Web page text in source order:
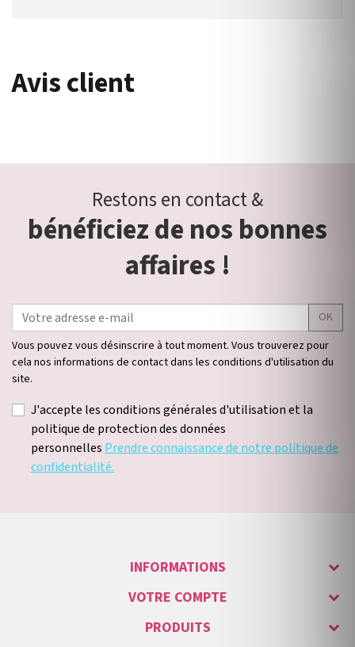
Avis client
Restons en contact &
bénéficiez de nos bonnes
affaires !
OK
Vous pouvez vous désinscrire à tout moment. Vous trouverez pour
cela nos informations de contact dans les conditions d'utilisation du
site.
J'accepte les conditions générales d'utilisation et la
politique de protection des données
personnelles Prendre connaissance de notre politique de
confidentialité.
INFORMATIONS
VOTRE COMPTE
PRODUITS